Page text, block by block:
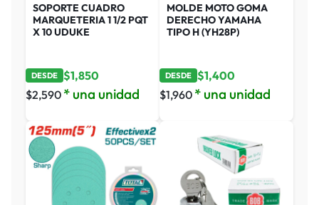
SOPORTE CUADRO
MARQUETERIA 1 1/2 PQT
X 10 UDUKE
DESDE $1,850
$2,590 * una unidad
MOLDE MOTO GOMA
DERECHO YAMAHA
TIPO H (YH28P)
DESDE $1,400
$1,960 * una unidad